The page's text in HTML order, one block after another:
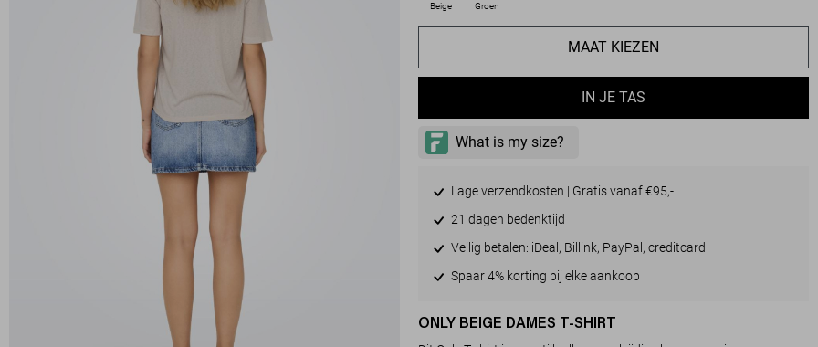
Beige Groen
MAAT KIEZEN
IN JE TAS
Lage verzendkosten | Gratis vanaf €95,-
21 dagen bedenktijd
Veilig betalen: iDeal, Billink, PayPal, creditcard
Spaar 4% korting bij elke aankoop
ONLY BEIGE DAMES T-SHIRT